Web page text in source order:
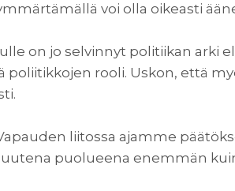
voi olla oikeasti
on jo selvinnyt politiikan arki
poliitikkojen rooli. Uskon, että
liitossa ajamme
puolueena enemmän